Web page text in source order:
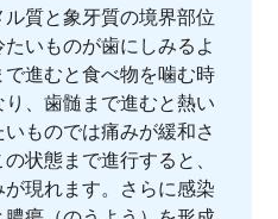
質と象牙質の境界部位
いものが歯にしみるよ
進むと食べ物を噛む時
、歯髄まで進むと熱い
ものでは痛みが緩和さ
状態まで進行すると、
現れます。さらに感染